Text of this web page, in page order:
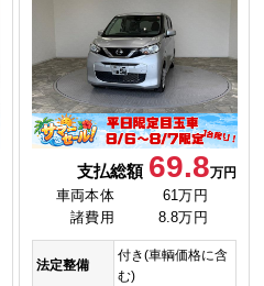
支払総額 69.8万円
車両本体
61万円
諸費用
8.8万円
法定整備
付き(車輌価格に含
む)